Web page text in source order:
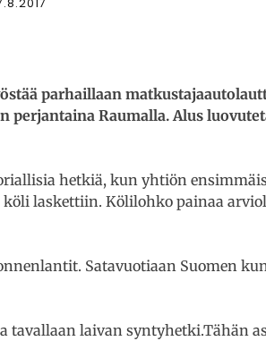
parhaillaan
perjantaina Raumalla. Alus
hetkiä, kun yhtiön
laskettiin. Kölilohko painaa
Satavuotiaan Suomen
tavallaan laivan syntyhetki.Tähän